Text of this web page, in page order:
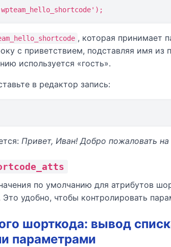
, которая принимает
с приветствием, подставляя имя из
используется «гость».
в редактор запись:
Привет, Иван! Добро пожаловать на
по умолчанию для атрибутов
Это удобно, чтобы контролировать
шорткода: вывод
параметрами